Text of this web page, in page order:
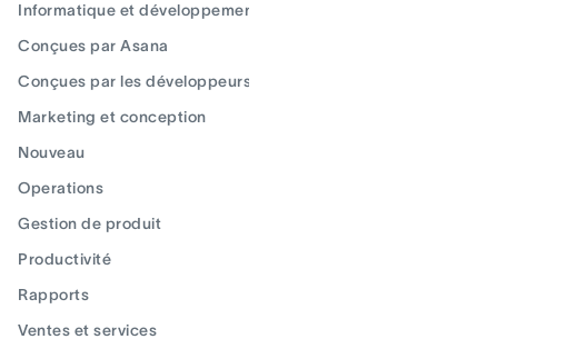
Informatique et développement
Conçues par Asana
Conçues par les développeurs
Marketing et conception
Nouveau
Operations
Gestion de produit
Productivité
Rapports
Ventes et services